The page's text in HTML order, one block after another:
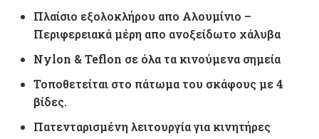
Πλαίσιο εξολοκλήρου απο Aλουμίνιο –
Περιφερειακά μέρη απο ανοξείδωτο χάλυβα
Nylon & Teflon σε όλα τα κινούμενα σημεία
Τοποθετείται στο πάτωμα του σκάφους με 4
βίδες.
Πατενταρισμένη λειτουργία για κινητήρες